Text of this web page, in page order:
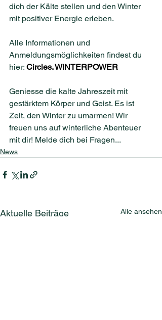
dich der Kälte stellen und den Winter
mit positiver Energie erleben.
Alle Informationen und
Anmeldungsmöglichkeiten findest du
hier: Circles. WINTERPOWER
Geniesse die kalte Jahreszeit mit
gestärktem Körper und Geist. Es ist
Zeit, den Winter zu umarmen! Wir
freuen uns auf winterliche Abenteuer
mit dir! Melde dich bei Fragen...
News
Aktuelle Beiträge Alle ansehen